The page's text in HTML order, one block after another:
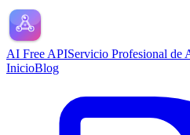
AI Free APIServicio Profesional de
InicioBlog